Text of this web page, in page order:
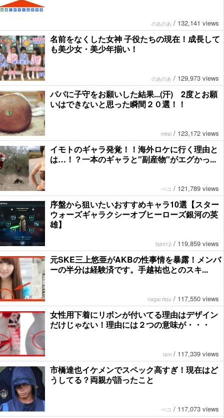
のあのあ / 132,141 views
名前をなくした女神 子役たちの現在！成長して
も美少女・美少年揃い！
のあのあ / 129,973 views
パパに子守をお願いした結果...(汗) 2度とお願
いはできないと思った瞬間２０選！！
mirai / 123,172 views
イモトのギャラ発覚！！海外ロケに行く理由と
は…！？一本のギャラと″副産物″がエグかっ...
ペコ / 121,789 views
序盤から狙いたいおすすめキャラ10選【スター
ウォーズギャラクシーオブヒーローズ銀河の英
雄】
faint12 / 119,859 views
元SKE三上悠亜がAKBの性事情を暴露！メンバ
ーの半分は経験済です。手越祐也とのスキ...
nagai ritsu / 117,550 views
女性用下着にリボンが付いてる理由はデザイン
だけじゃない！理由には２つの意味が・・・
tani / 117,339 views
市橋達也イケメンでスペック高すぎ！現在はど
うしてる？両親が語ったこと
ペコ / 117,073 views